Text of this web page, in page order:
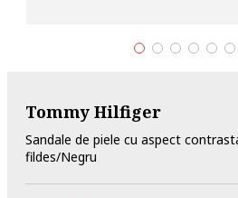
Tommy Hilfiger
Sandale de piele cu aspect
fildes/Negru